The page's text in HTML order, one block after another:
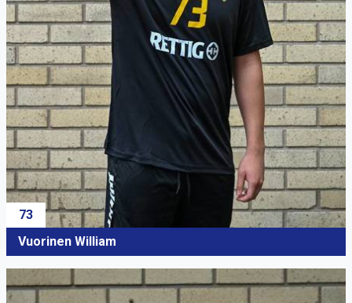
73
Vuorinen William